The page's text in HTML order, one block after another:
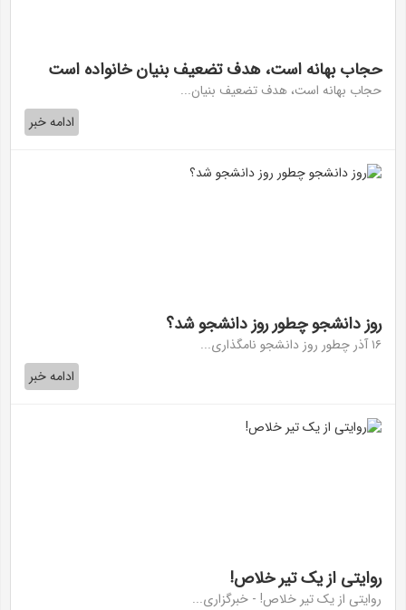
حجاب بهانه است، هدف تضعیف بنیان خانواده است
حجاب بهانه است، هدف تضعیف بنیان...
ادامه خبر
روز دانشجو چطور روز دانشجو شد؟
۱۶ آذر چطور روز دانشجو نامگذاری...
ادامه خبر
روایتی از یک تیر خلاص!
روایتی از یک تیر خلاص! - خبرگزاری...